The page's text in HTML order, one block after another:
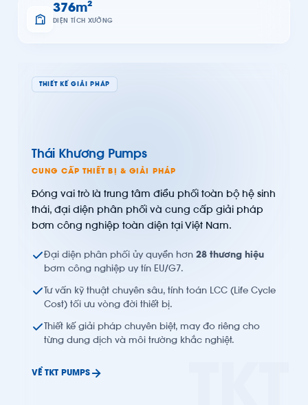
584m²
DIỆN TÍCH XƯỞNG
THIẾT KẾ GIẢI PHÁP
Thái Khương Pumps
CUNG CẤP THIẾT BỊ & GIẢI PHÁP
Đóng vai trò là trung tâm điều phối toàn bộ hệ sinh
thái, đại diện phân phối và cung cấp giải pháp
bơm công nghiệp toàn diện tại Việt Nam.
Đại diện phân phối ủy quyền hơn 28 thương hiệu
bơm công nghiệp uy tín EU/G7.
Tư vấn kỹ thuật chuyên sâu, tính toán LCC (Life Cycle
Cost) tối ưu vòng đời thiết bị.
Thiết kế giải pháp chuyên biệt, may đo riêng cho
từng dung dịch và môi trường khắc nghiệt.
VỀ TKT PUMPS